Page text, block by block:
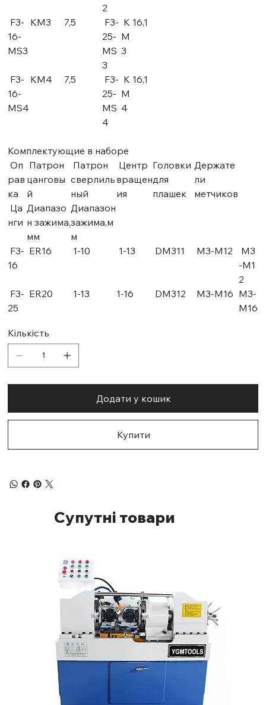
2
F3-
16-
MS3
КМ3 7,5
F3-
25-
MS
3
К
М
3
16,1
F3-
16-
MS4
КМ4 7,5
F3-
25-
MS
4
К
М
4
16,1
Комплектующие в наборе
Оп
рав
ка
Патрон
цанговы
й
Патрон
сверлиль
ный
Центр
вращен
ия
Головки
для
плашек
Держате
ли
метчиков
Ца
нги
Диапазо
н зажима,
мм
Диапазон
зажима,м
м
F3-
16
ER16 1-10 1-13 DM311 М3-М12
М3
-М1
2
F3-
25
ER20 1-13 1-16 DM312 М3-М16 М3-
М16
Кількість
Додати у кошик
Купити
Супутні товари